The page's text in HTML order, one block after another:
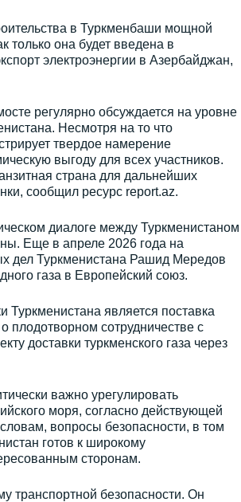
в Туркменбаши мощной
только она будет введена в
электроэнергии в Азербайджан,
регулярно обсуждается на уровне
Несмотря на то что
твердое намерение
выгоду для всех участников.
страна для дальнейших
сообщил ресурс report.az.
диалоге между Туркменистаном
Еще в апреле 2026 года на
дел Туркменистана Рашид Мередов
газа в Европейский союз.
Туркменистана является поставка
плодотворном сотрудничестве с
доставки туркменского газа через
важно урегулировать
моря, согласно действующей
вопросы безопасности, в том
готов к широкому
сторонам.
транспортной безопасности. Он